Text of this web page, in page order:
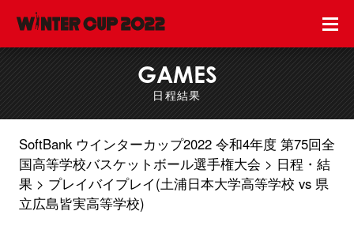
GAMES
日程結果
SoftBank ウインターカップ2022 令和4年度 第75回全
国高等学校バスケットボール選手権大会
日程・結
果
プレイバイプレイ(土浦日本大学高等学校 vs 県
立広島皆実高等学校)